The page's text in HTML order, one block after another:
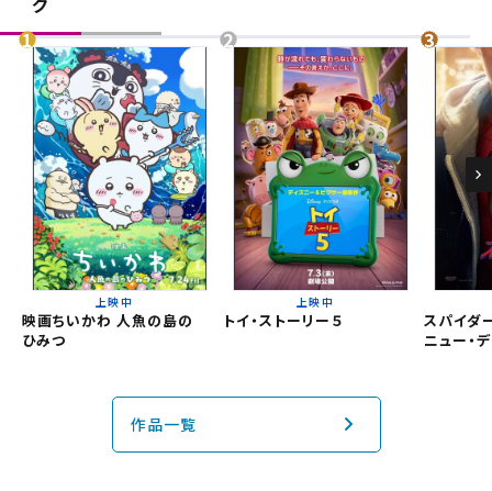
チケット購入
チケットの購入は下記リンクより、ご覧になりたい作品を選
択しご購入ください。
上映スケジュールを確認する
その他の劇場を選ぶ
無料のワタシアターライト会員もあります。
チケットの予約状況の確認及び予約を変更したい場合は、
都道府県から選ぶ
北海道
東北
関東
北越
上映中
映画ちいかわ 人魚の島の
ひみつ
上映中
トイ・ストーリー５
スパイダ
ニュー・
作品一覧
閉じる
劇場を変更しますか？
劇場を変更すると、STEP2以降で選択いただいた情報は解除
されます。
閉じる
上映日を変更しますか？
上映日を変更すると、STEP3以降で選択いただいた情報は解
除されます。